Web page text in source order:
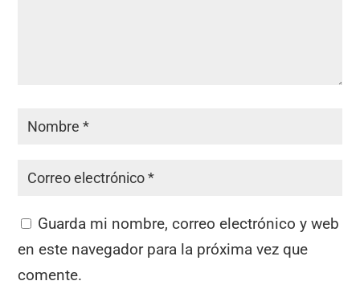
Guarda mi nombre, correo electrónico y web
en este navegador para la próxima vez que
comente.